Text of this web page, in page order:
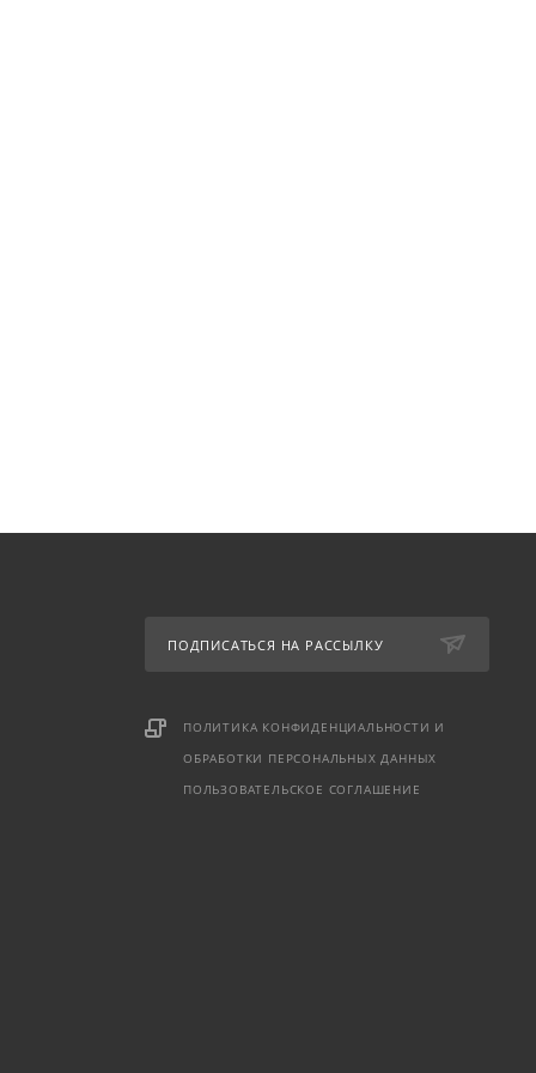
ПОДПИСАТЬСЯ НА РАССЫЛКУ
ПОЛИТИКА КОНФИДЕНЦИАЛЬНОСТИ И
ОБРАБОТКИ ПЕРСОНАЛЬНЫХ ДАННЫХ
ПОЛЬЗОВАТЕЛЬСКОЕ СОГЛАШЕНИЕ